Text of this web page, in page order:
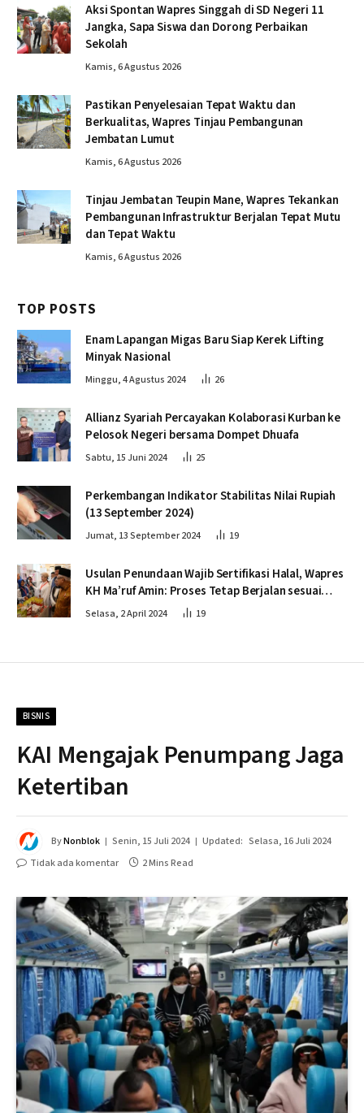
Aksi Spontan Wapres Singgah di SD Negeri 11
Jangka, Sapa Siswa dan Dorong Perbaikan
Sekolah
Kamis, 6 Agustus 2026
Pastikan Penyelesaian Tepat Waktu dan
Berkualitas, Wapres Tinjau Pembangunan
Jembatan Lumut
Kamis, 6 Agustus 2026
Tinjau Jembatan Teupin Mane, Wapres Tekankan
Pembangunan Infrastruktur Berjalan Tepat Mutu
dan Tepat Waktu
Kamis, 6 Agustus 2026
TOP POSTS
Enam Lapangan Migas Baru Siap Kerek Lifting
Minyak Nasional
Minggu, 4 Agustus 2024 26
Allianz Syariah Percayakan Kolaborasi Kurban ke
Pelosok Negeri bersama Dompet Dhuafa
Sabtu, 15 Juni 2024 25
Perkembangan Indikator Stabilitas Nilai Rupiah
(13 September 2024)
Jumat, 13 September 2024 19
Usulan Penundaan Wajib Sertifikasi Halal, Wapres
KH Ma’ruf Amin: Proses Tetap Berjalan sesuai
Penahapan
Selasa, 2 April 2024 19
BISNIS
KAI Mengajak Penumpang Jaga
Ketertiban
ByNonblok Senin, 15 Juli 2024 Updated: Selasa, 16 Juli 2024
Tidak ada komentar
2 Mins Read